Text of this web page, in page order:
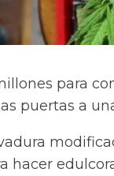
para
puertas a
hacer